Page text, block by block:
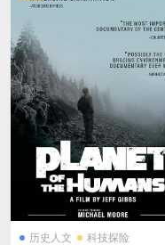
历史人文 科技探险